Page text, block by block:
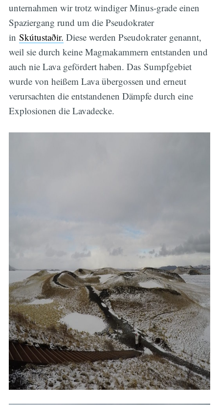
unternahmen wir trotz windiger Minus-grade einen
Spaziergang rund um die Pseudokrater
in Skútustaðir. Diese werden Pseudokrater genannt,
weil sie durch keine Magmakammern entstanden und
auch nie Lava gefördert haben. Das Sumpfgebiet
wurde von heißem Lava übergossen und erneut
verursachten die entstandenen Dämpfe durch eine
Explosionen die Lavadecke.